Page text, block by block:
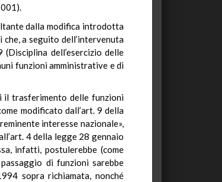
dalla modifica introdotta
a seguito dell’intervenuta
dell’esercizio delle
funzioni amministrative e di
il trasferimento delle funzioni
modificato dall’art. 9 della
interesse nazionale»,
4 della legge 28 gennaio
infatti, postulerebbe (come
di funzioni sarebbe
sopra richiamata, nonché